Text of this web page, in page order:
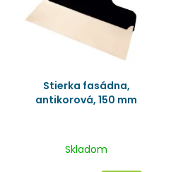
Stierka fasádna,
antikorová, 150 mm
Skladom